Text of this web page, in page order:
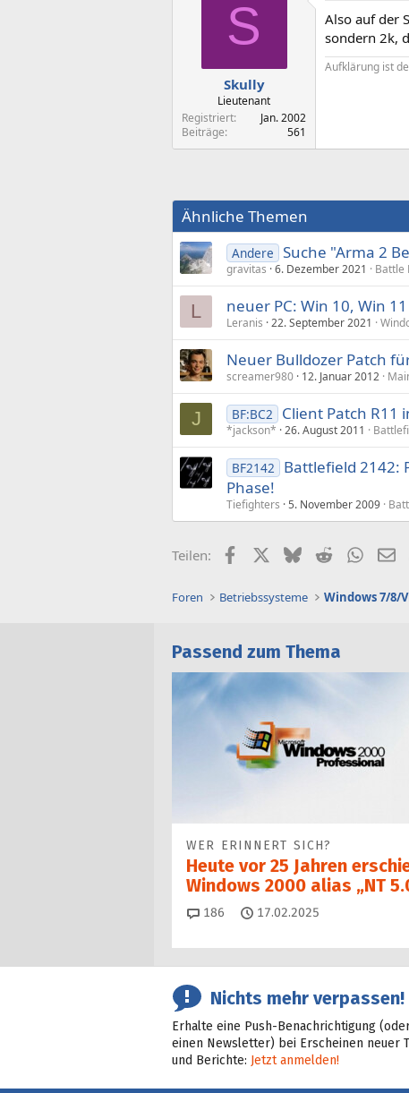
S
Skully
Lieutenant
Registriert
Jan. 2002
Beiträge
561
Also auf der
sondern 2k,
Aufklärung ist
Ähnliche Themen
Andere Suche "Arma 2
gravitas 6. Dezember 2021 Battle
L neuer PC: Win 10, Win
Leranis 22. September 2021
Neuer Bulldozer Patch
screamer980 12. Januar 2012
J BF:BC2 Client Patch R11
*jackson* 26. August 2011
BF2142
Battlefield 2142:
Phase!
Tiefighters 5. November 2009
Teilen: FacebookX (Twitter)
BlueskyReddit
Foren Betriebssysteme Windows 7/8/
Passend zum Thema
WER ERINNERT SICH?
Heute vor 25 Jahren
Windows 2000 alias „NT
186 Kommentare
17.02.2025
Nichts mehr verpassen!
Erhalte eine Push-Benachrichtigung
einen Newsletter) bei Erscheinen neuer
und Berichte: Jetzt anmelden!